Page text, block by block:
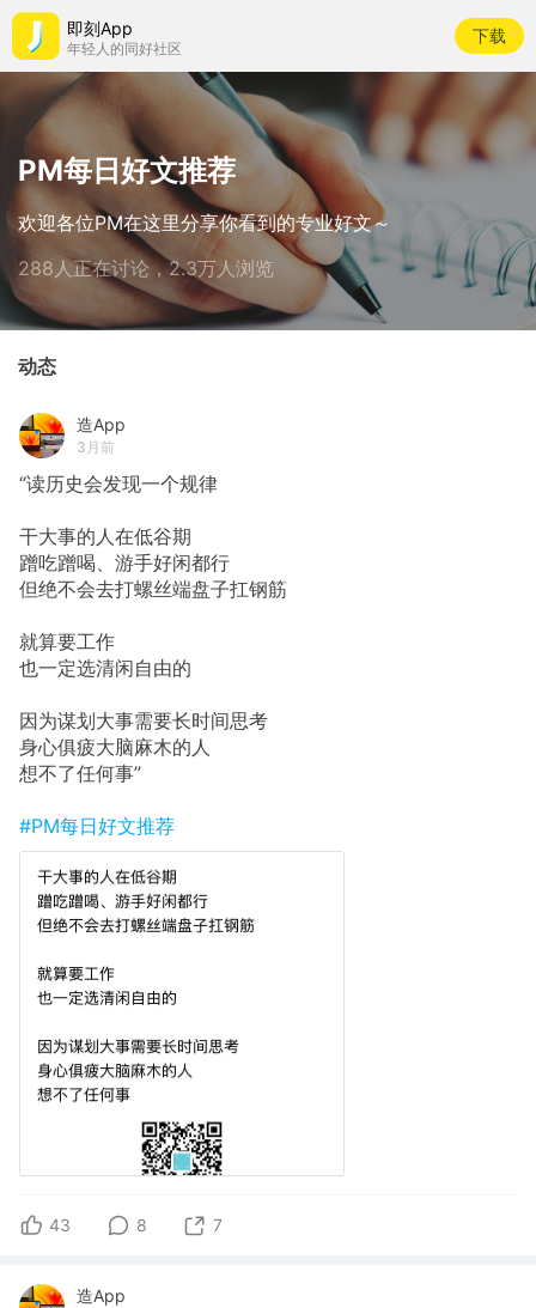
即刻App
年轻人的同好社区
下载
PM每日好文推荐
欢迎各位PM在这里分享你看到的专业好文～
288人正在讨论，2.3万人浏览
动态
造App
3月前
“读历史会发现一个规律
干大事的人在低谷期
蹭吃蹭喝、游手好闲都行
但绝不会去打螺丝端盘子扛钢筋
就算要工作
也一定选清闲自由的
因为谋划大事需要长时间思考
身心俱疲大脑麻木的人
想不了任何事”
#PM每日好文推荐
43 8 7
造App